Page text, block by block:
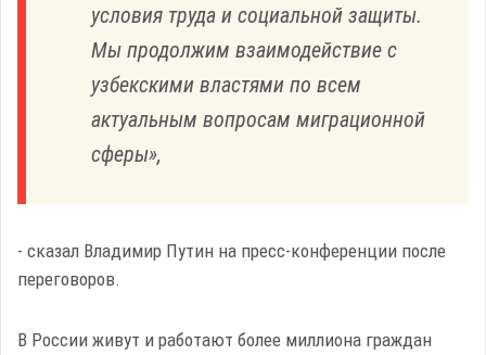
условия труда и социальной защиты​​​.
Мы продолжим взаимодействие с
узбекскими властями по всем
актуальным вопросам миграционной
сферы»,
- сказал Владимир Путин на пресс-конференции после
переговоров.
В России живут и работают более миллиона граждан